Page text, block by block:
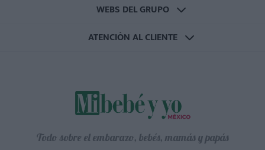
WEBS DEL GRUPO
ATENCIÓN AL CLIENTE
Todo sobre el embarazo, bebés, mamás y papás